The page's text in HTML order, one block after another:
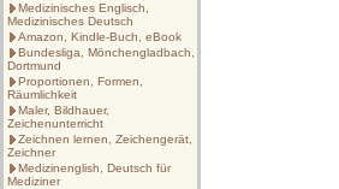
Medizinisches Englisch,
Medizinisches Deutsch
Amazon, Kindle-Buch, eBook
Bundesliga, Mönchengladbach,
Dortmund
Proportionen, Formen,
Räumlichkeit
Maler, Bildhauer,
Zeichenunterricht
Zeichnen lernen, Zeichengerät,
Zeichner
Medizinenglish, Deutsch für
Mediziner